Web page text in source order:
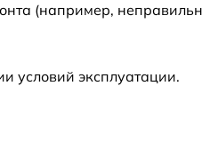
(например,
условий эксплуатации.